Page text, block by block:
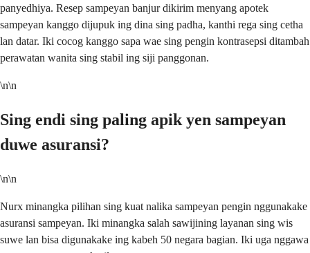
panyedhiya. Resep sampeyan banjur dikirim menyang apotek
sampeyan kanggo dijupuk ing dina sing padha, kanthi rega sing cetha
lan datar. Iki cocog kanggo sapa wae sing pengin kontrasepsi ditambah
perawatan wanita sing stabil ing siji panggonan.
\n\n
Sing endi sing paling apik yen sampeyan
duwe asuransi?
\n\n
Nurx minangka pilihan sing kuat nalika sampeyan pengin nggunakake
asuransi sampeyan. Iki minangka salah sawijining layanan sing wis
suwe lan bisa digunakake ing kabeh 50 negara bagian. Iki uga nggawa